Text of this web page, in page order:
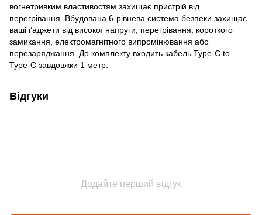
вогнетривким властивостям захищає пристрій від
перегрівання. Вбудована 6-рівнева система безпеки захищає
ваші ґаджети від високої напруги, перегрівання, короткого
замикання, електромагнітного випромінювання або
перезаряджання. До комплекту входить кабель Type-C to
Type-C завдовжки 1 метр.
Відгуки
Додайте перший відгук